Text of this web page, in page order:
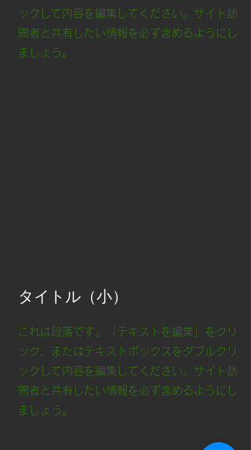
ックして内容を編集してください。サイト訪
問者と共有したい情報を必ず含めるようにし
ましょう。
タイトル（小）
これは段落です。「テキストを編集」をクリ
ック、またはテキストボックスをダブルクリ
ックして内容を編集してください。サイト訪
問者と共有したい情報を必ず含めるようにし
ましょう。